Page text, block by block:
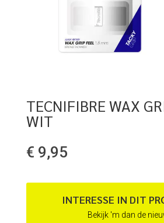
TECNIFIBRE WAX
WIT
€ 9,95
INTERESSE IN DIT
Bekijk 'm dan de